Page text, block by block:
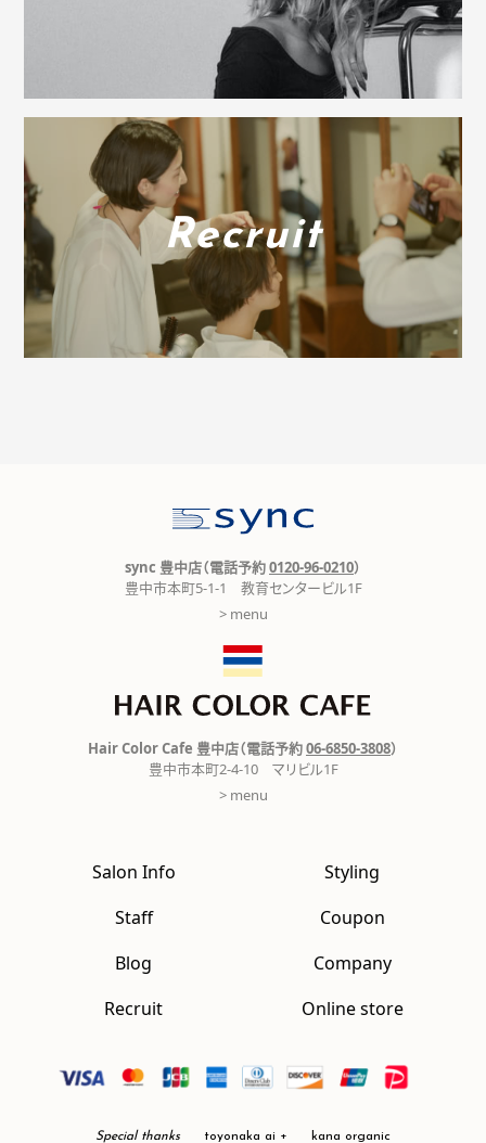
Recruit
sync 豊中店（電話予約0120-96-0210）
豊中市本町5-1-1 教育センタービル1F
> menu
Hair Color Cafe 豊中店（電話予約06-6850-3808）
豊中市本町2-4-10 マリビル1F
> menu
Salon Info
Styling
Staff
Coupon
Blog
Company
Recruit
Online store
Special thanks toyonaka ai + kana organic